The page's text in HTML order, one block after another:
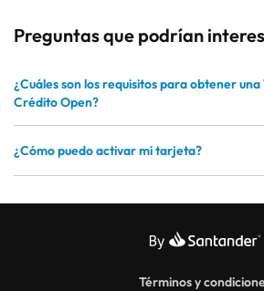
Preguntas que podrían
¿Cuáles son los requisitos para obtener
Crédito Open?
¿Cómo puedo activar mi tarjeta?
Términos y